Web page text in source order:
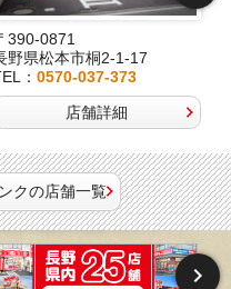
390-0871
野県松本市桐2-1-17
：0570-037-373
店舗詳細
クの店舗一覧